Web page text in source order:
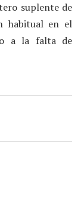
suplente de
habitual en el
a la falta de